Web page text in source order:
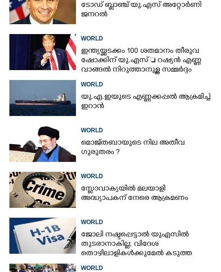
ടോഡ് ബ്ലാഞ്ച് യു.എസ് അറ്റോർണി
ജനറൽ
WORLD
ഇന്ത്യയ്ക്കടക്കം 100 ശതമാനം തീരുവ
ഷോക്കിന് യു.എസ്  റഷ്യൻ എണ്ണ
വാങ്ങൽ നിറുത്താനുള്ള സമ്മർദ്ദം
WORLD
യു.എ.ഇയുടെ എണ്ണക്കപ്പൽ ആക്രമിച്ച്
ഇറാൻ
WORLD
മൊജ്തബായുടെ നില അതീവ
ഗുരുതരം ?
WORLD
സ്ലോവാക്യയിൽ മലയാളി
അദ്ധ്യാപകന് നേരെ ആക്രമണം
WORLD
ജോലി നഷ്ടപ്പെട്ടാൽ യുഎസിൽ
തുടരാനാകില്ല; വിദേശ
തൊഴിലാളികൾക്കുമേൽ കടുത്ത
WORLD